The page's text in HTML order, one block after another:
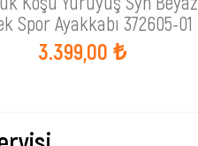
Spor Ayakkabı 372605-01
3.399,00 ₺